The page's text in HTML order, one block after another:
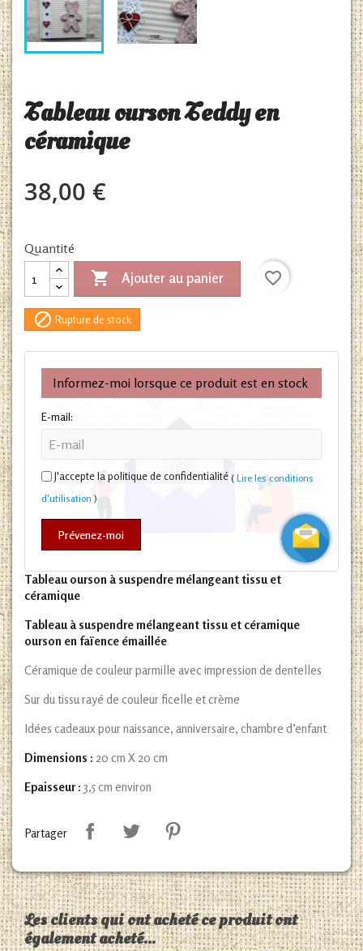
Tableau ourson Teddy en
céramique
38,00 €
Quantité
 Ajouter au panier favorite_border
 Rupture de stock
Informez-moi lorsque ce produit est en stock
E-mail:
J'accepte la politique de confidentialité ( Lire les conditions
d'utilisation )
Prévenez-moi
Tableau ourson à suspendre mélangeant tissu et
céramique
Tableau à suspendre mélangeant tissu et céramique
ourson en faïence émaillée
Céramique de couleur parmille avec impression de dentelles
Sur du tissu rayé de couleur ficelle et crème
Idées cadeaux pour naissance, anniversaire, chambre d’enfant
Dimensions : 20 cm X 20 cm
Epaisseur : 3,5 cm environ
Partager
Les clients qui ont acheté ce produit ont
également acheté...